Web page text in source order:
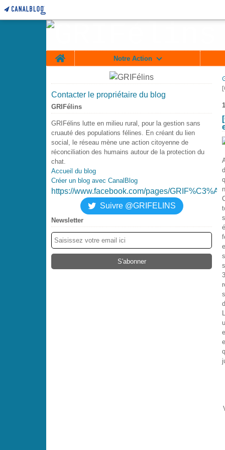
Home
Notre Action
Contacter le propriétaire du blog
GRIFélins
GRIFélins lutte en milieu rural, pour la gestion sans
cruauté des populations félines. En créant du lien
social, le réseau mène une action citoyenne de
réconciliation des humains autour de la protection du
chat.
Accueil du blog
Créer un blog avec CanalBlog
https://www.facebook.com/pages/
Suivre @GRIFELINS
Newsletter